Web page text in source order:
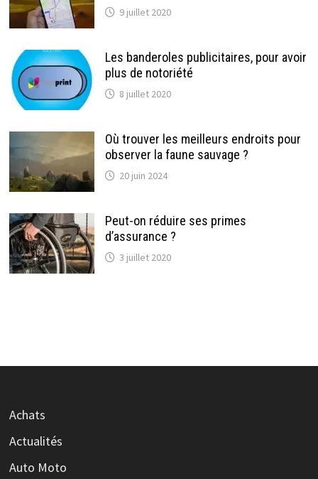
9 juillet 2020
Les banderoles publicitaires, pour avoir
plus de notoriété
8 juillet 2020
Où trouver les meilleurs endroits pour
observer la faune sauvage ?
20 juin 2024
Peut-on réduire ses primes
d’assurance ?
3 juillet 2020
Achats
Actualités
Auto Moto